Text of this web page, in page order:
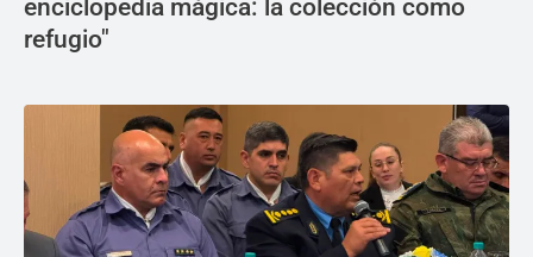
enciclopedia mágica: la colección como
refugio"